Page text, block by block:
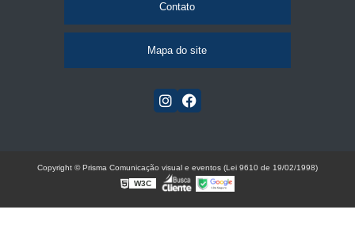
Contato
Mapa do site
Copyright © Prisma Comunicação visual e eventos (Lei 9610 de 19/02/1998)
W3C